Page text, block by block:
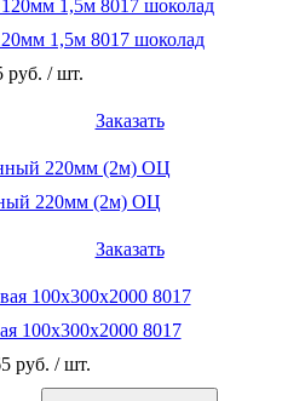
1,5м 8017 шоколад
руб. / шт.
Заказать
220мм (2м) ОЦ
Заказать
100х300х2000 8017
руб. / шт.